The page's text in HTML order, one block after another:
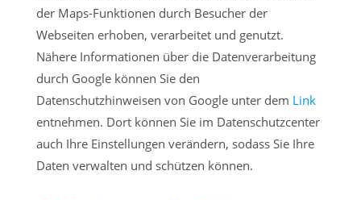
der Maps-Funktionen durch Besucher der
Webseiten erhoben, verarbeitet und genutzt.
Nähere Informationen über die Datenverarbeitung
durch Google können Sie den
Datenschutzhinweisen von Google unter dem Link
entnehmen. Dort können Sie im Datenschutzcenter
auch Ihre Einstellungen verändern, sodass Sie Ihre
Daten verwalten und schützen können.